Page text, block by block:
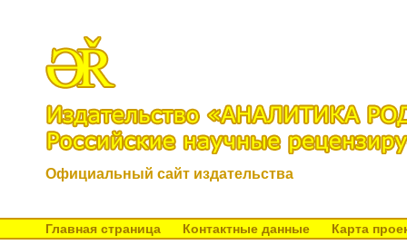
Официальный сайт издательства
Главная страница Контактные данные Карта